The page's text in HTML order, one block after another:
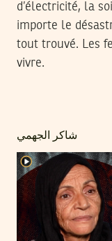
d’électricité, la
importe le
tout trouvé. Les
vivre.
شاكر الجهمي